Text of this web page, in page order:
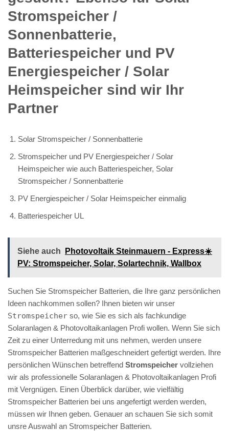
Stromspeicher /
Sonnenbatterie,
Batteriespeicher und PV
Energiespeicher / Solar
Heimspeicher sind wir Ihr
Partner
Solar Stromspeicher / Sonnenbatterie
Stromspeicher und PV Energiespeicher / Solar
Heimspeicher wie auch Batteriespeicher, Solar
Stromspeicher / Sonnenbatterie
PV Energiespeicher / Solar Heimspeicher einmalig
Batteriespeicher UL
Siehe auch
Photovoltaik Steinmauern - Express☀️
PV️: Stromspeicher, Solar, Solartechnik, Wallbox
Suchen Sie Stromspeicher Batterien, die Ihre ganz persönlichen
Ideen nachkommen sollen? Ihnen bieten wir unser
Stromspeicher so, wie Sie es sich als fachkundige
Solaranlagen & Photovoltaikanlagen Profi wollen. Wenn Sie sich
Zeit zu einer Unterredung mit uns nehmen, werden unsere
Stromspeicher Batterien maßgeschneidert gefertigt werden. Ihre
persönlichen Wünschen betreffend Stromspeicher vollziehen
wir als professionelle Solaranlagen & Photovoltaikanlagen Profi
mit Vergnügen. Einen Überblick darüber, wie vielfältig
Stromspeicher Batterien bei uns angefertigt werden werden,
müssen wir Ihnen geben. Genauer an schauen Sie sich somit
unsre Auswahl an Stromspeicher Batterien.